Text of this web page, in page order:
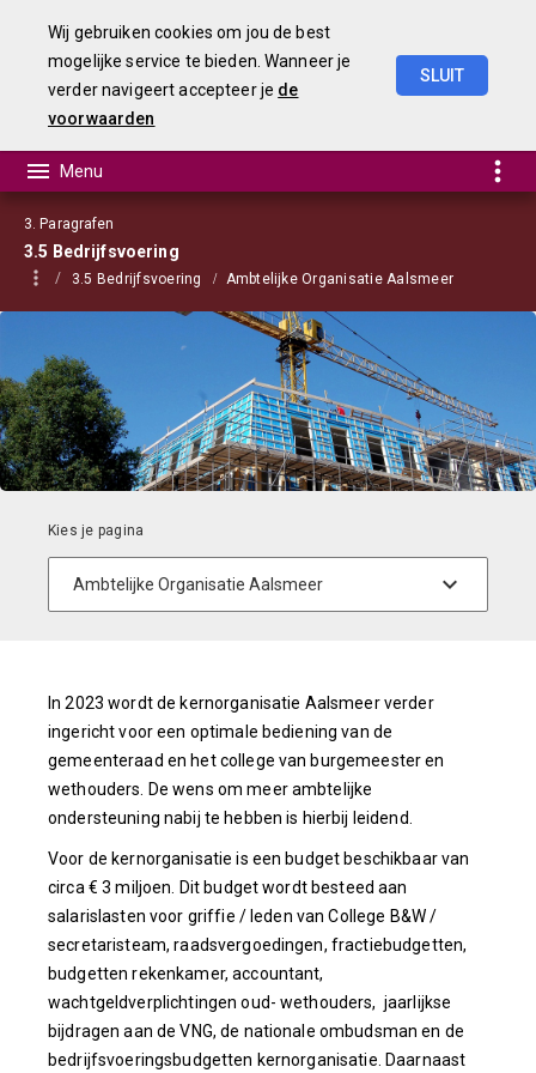
Wij gebruiken cookies om jou de best
mogelijke service te bieden. Wanneer je
verder navigeert accepteer je de
voorwaarden
SLUIT
3. Paragrafen
3.5 Bedrijfsvoering
3.5 Bedrijfsvoering Ambtelijke Organisatie Aalsmeer
In 2023 wordt de kernorganisatie Aalsmeer verder
ingericht voor een optimale bediening van de
gemeenteraad en het college van burgemeester en
wethouders. De wens om meer ambtelijke
ondersteuning nabij te hebben is hierbij leidend.
Voor de kernorganisatie is een budget beschikbaar van
circa € 3 miljoen. Dit budget wordt besteed aan
salarislasten voor griffie / leden van College B&W /
secretaristeam, raadsvergoedingen, fractiebudgetten,
budgetten rekenkamer, accountant,
wachtgeldverplichtingen oud- wethouders, jaarlijkse
bijdragen aan de VNG, de nationale ombudsman en de
bedrijfsvoeringsbudgetten kernorganisatie. Daarnaast